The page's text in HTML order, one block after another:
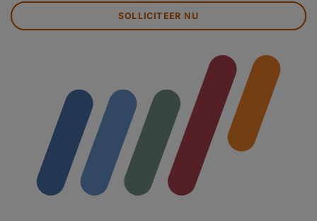
SOLLICITEER NU